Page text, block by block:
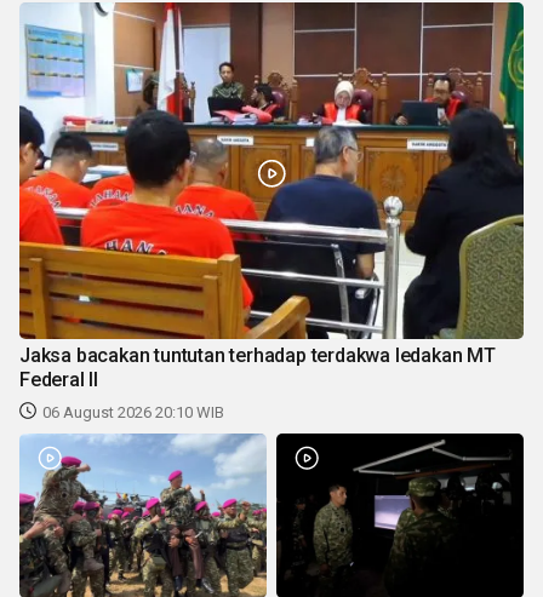
Jaksa bacakan tuntutan terhadap terdakwa ledakan MT
Federal II
06 August 2026 20:10 WIB